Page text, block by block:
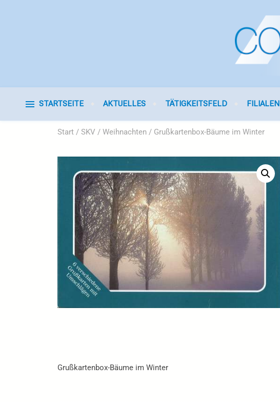
STARTSEITE AKTUELLES TÄTIGKEITSFELD FILIALEN
Start / SKV / Weihnachten / Grußkartenbox-Bäume im Winter
Grußkartenbox-Bäume im Winter